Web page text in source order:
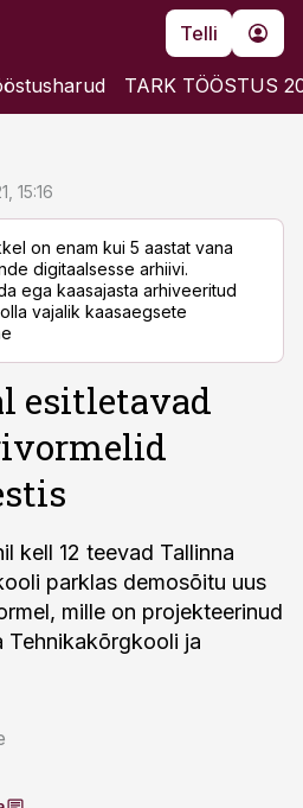
Telli
TARK TÖÖSTUS
15:16
on enam kui 5 aastat vana
digitaalsesse arhiivi.
ega kaasajasta arhiveeritud
vajalik kaasaegsete
esitletavad
kell 12 teevad Tallinna
parklas demosõitu uus
mille on projekteerinud
Tehnikakõrgkooli ja